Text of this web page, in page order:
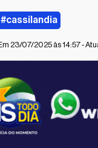
#cassilandia
23/07/2025 às 14:57 -